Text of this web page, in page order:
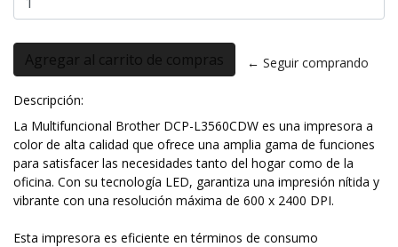
← Seguir comprando
Descripción:
La Multifuncional Brother DCP-L3560CDW es una impresora a
color de alta calidad que ofrece una amplia gama de funciones
para satisfacer las necesidades tanto del hogar como de la
oficina. Con su tecnología LED, garantiza una impresión nítida y
vibrante con una resolución máxima de 600 x 2400 DPI.
Esta impresora es eficiente en términos de consumo